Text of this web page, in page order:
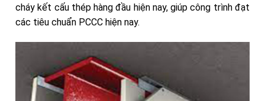
cháy kết cấu thép hàng đầu hiện nay, giúp công trình đạt
các tiêu chuẩn PCCC hiện nay.